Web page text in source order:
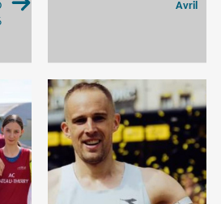
Avril